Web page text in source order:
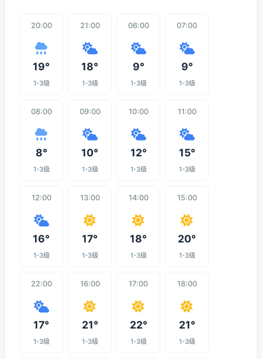
20:00
19°
1-3级
21:00
18°
1-3级
06:00
9°
1-3级
07:00
9°
1-3级
08:00
8°
1-3级
09:00
10°
1-3级
10:00
12°
1-3级
11:00
15°
1-3级
12:00
16°
1-3级
13:00
17°
1-3级
14:00
18°
1-3级
15:00
20°
1-3级
22:00
17°
1-3级
16:00
21°
1-3级
17:00
22°
1-3级
18:00
21°
1-3级